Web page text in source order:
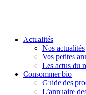
search
Menu
Actualités
Nos actualités
Vos petites
Les actus du
Consommer bio
Guide des
L’annuaire